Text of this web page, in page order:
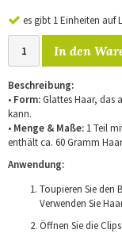
es gibt 1 Einheiten auf
In den
Beschreibung:
• Form:Glattes Haar, das
kann.
• Menge & Maße: 1 Teil
enthält ca. 60 Gramm
Anwendung:
Toupieren Sie den
Verwenden Sie
Öffnen Sie die